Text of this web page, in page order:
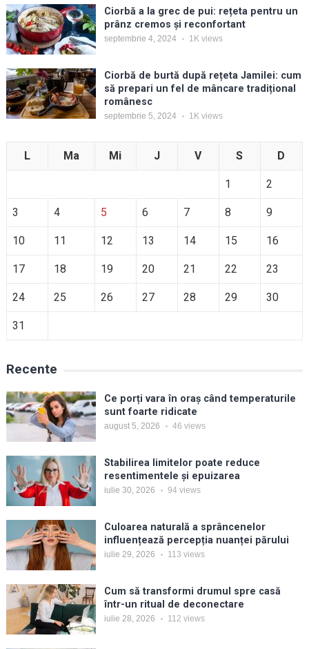
Ciorbă a la grec de pui: rețeta pentru un
prânz cremos și reconfortant
septembrie 4, 2024 1Kviews
Ciorbă de burtă după rețeta Jamilei: cum
să prepari un fel de mâncare tradițional
românesc
septembrie 5, 2024 1Kviews
L Ma Mi J V S D
1 2
3 4 5 6 7 8 9
10 11 12 13 14 15 16
17 18 19 20 21 22 23
24 25 26 27 28 29 30
31
Recente
Ce porți vara în oraș când temperaturile
sunt foarte ridicate
august 5, 2026 46 views
Stabilirea limitelor poate reduce
resentimentele și epuizarea
iulie 30, 2026 94 views
Culoarea naturală a sprâncenelor
influențează percepția nuanței părului
iulie 29, 2026 113 views
Cum să transformi drumul spre casă
într-un ritual de deconectare
iulie 28, 2026 112 views